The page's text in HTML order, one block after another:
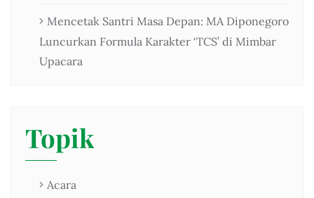
Mencetak Santri Masa Depan: MA Diponegoro
Luncurkan Formula Karakter ‘TCS’ di Mimbar
Upacara
Topik
Acara